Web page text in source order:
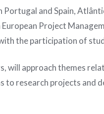
Portugal and Spain,
Project
the participation of
will approach themes
to research projects and